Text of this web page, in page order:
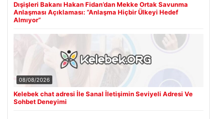
Dışişleri Bakanı Hakan Fidan’dan Mekke Ortak Savunma
Anlaşması Açıklaması: “Anlaşma Hiçbir Ülkeyi Hedef
Almıyor”
08/08/2026
Kelebek chat adresi İle Sanal İletişimin Seviyeli Adresi Ve
Sohbet Deneyimi